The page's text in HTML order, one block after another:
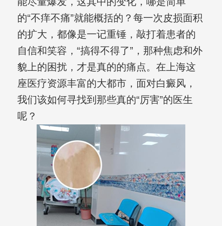
的“不痒不痛”就能概括的？每一次皮损面积
的扩大，都像是一记重锤，敲打着患者的
自信和笑容，“搞得不得了”，那种焦虑和外
貌上的困扰，才是真的的痛点。在上海这
座医疗资源丰富的大都市，面对白癜风，
我们该如何寻找到那些真的“厉害”的医生
呢？